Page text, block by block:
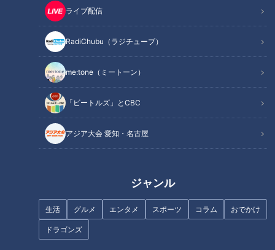
ライブ配信
RadiChubu（ラジチューブ）
me:tone（ミートーン）
「ビートルズ」とCBC
アジア大会 愛知・名古屋
ジャンル
生活 グルメ エンタメ スポーツ コラム おでかけ
ドラゴンズ
記事に戻る
この記事を見たあなたへのおすすめ
フランス人は菓子店「シャトレ
ーゼ」の店名に顔を赤らめる？
キャッチャー列伝